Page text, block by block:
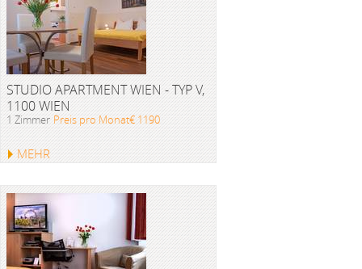
STUDIO APARTMENT WIEN - TYP V,
1100 WIEN
1 Zimmer Preis pro Monat€ 1190
MEHR